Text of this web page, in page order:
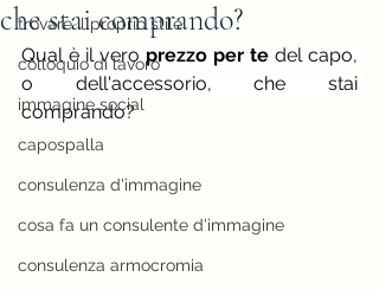
trovare il proprio stile
colloquio di lavoro
immagine social
capospalla
consulenza d'immagine
cosa fa un consulente d'immagine
consulenza armocromia
che stai comprando?
Qual è il vero prezzo per te del capo,
o dell'accessorio, che stai
comprando?